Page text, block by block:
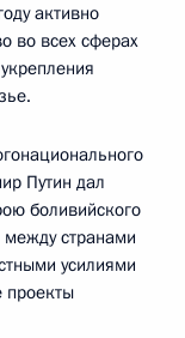
активно
во всех сферах
Путин дал
боливийского
между странами
усилиями
проекты